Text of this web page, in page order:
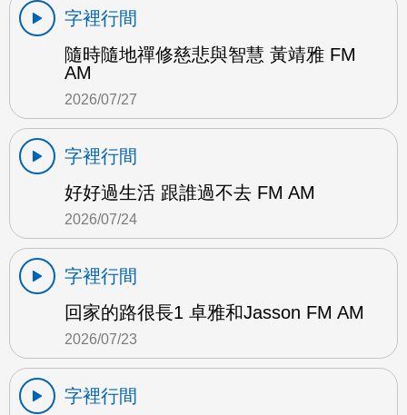
字裡行間
隨時隨地禪修慈悲與智慧 黃靖雅 FM
AM
2026/07/27
字裡行間
好好過生活 跟誰過不去 FM AM
2026/07/24
字裡行間
回家的路很長1 卓雅和Jasson FM AM
2026/07/23
字裡行間